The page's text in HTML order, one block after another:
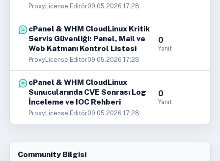
ProxyLicense Editör09.05.2026 17:28
cPanel & WHM CloudLinux Kritik
Servis Güvenliği: Panel, Mail ve
Web Katmanı Kontrol Listesi
ProxyLicense Editör09.05.2026 17:28
0
Yanıt
cPanel & WHM CloudLinux
Sunucularında CVE Sonrası Log
İnceleme ve IOC Rehberi
ProxyLicense Editör09.05.2026 17:28
0
Yanıt
Community Bilgisi